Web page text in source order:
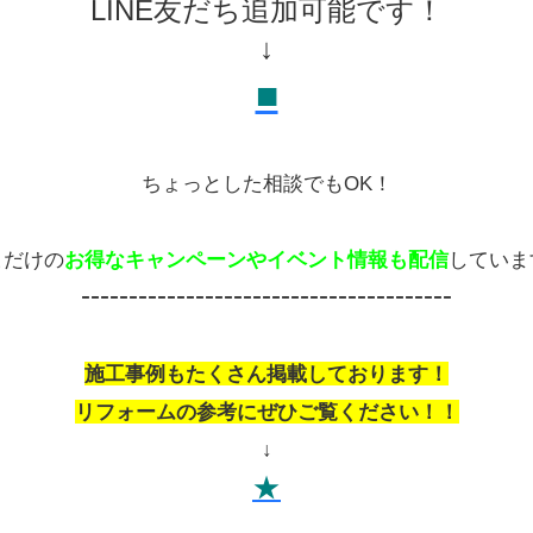
LINE友だち追加可能です！
↓
■
ちょっとした相談でもOK！
だけのお得なキャンペーンやイベント情報も配信してい
---------------------------------------
施工事例もたくさん掲載しております！
リフォームの参考にぜひご覧ください！！
↓
★